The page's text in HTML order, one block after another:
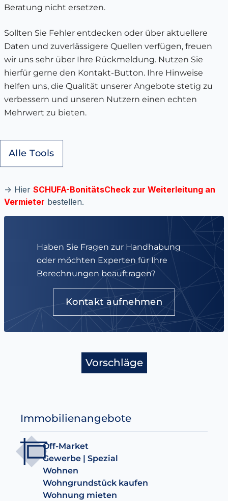
Beratung nicht ersetzen.
Sollten Sie Fehler entdecken oder über aktuellere
Daten und zuverlässigere Quellen verfügen, freuen
wir uns sehr über Ihre Rückmeldung. Nutzen Sie
hierfür gerne den Kontakt-Button. Ihre Hinweise
helfen uns, die Qualität unserer Angebote stetig zu
verbessern und unseren Nutzern einen echten
Mehrwert zu bieten.
Alle Tools
-> Hier SCHUFA-BonitätsCheck zur Weiterleitung an
Vermieter bestellen.
Haben Sie Fragen zur Handhabung
oder möchten Experten für Ihre
Berechnungen beauftragen?
Kontakt aufnehmen
Vorschläge
Immobilienangebote
Off-Market
Gewerbe | Spezial
Wohnen
Wohngrundstück kaufen
Wohnung mieten